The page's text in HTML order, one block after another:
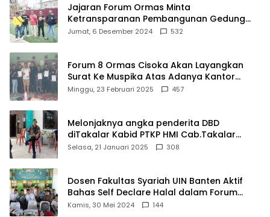
Jajaran Forum Ormas Minta
Ketransparanan Pembangunan Gedung
Damkar Di Kecamatan Cisoka
Jumat, 6 Desember 2024 532
Forum 8 Ormas Cisoka Akan Layangkan
Surat Ke Muspika Atas Adanya Kantor
Matel di Cisoka
Minggu, 23 Februari 2025 457
Melonjaknya angka penderita DBD
diTakalar Kabid PTKP HMI Cab.Takalar
angkat bicara
Selasa, 21 Januari 2025 308
Dosen Fakultas Syariah UIN Banten Aktif
Bahas Self Declare Halal dalam Forum
Ijtima Ulama MUI
Kamis, 30 Mei 2024 144